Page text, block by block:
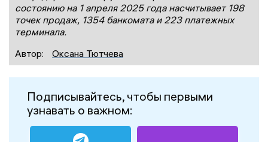
состоянию на 1 апреля 2025 года насчитывает 198
точек продаж, 1354 банкомата и 223 платежных
терминала.
Автор:
Оксана Тютчева
Подписывайтесь, чтобы первыми
узнавать о важном: